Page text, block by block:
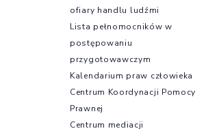
ofiary handlu ludźmi
Lista pełnomocników w
postępowaniu
przygotowawczym
Kalendarium praw człowieka
Centrum Koordynacji Pomocy
Prawnej
Centrum mediacji